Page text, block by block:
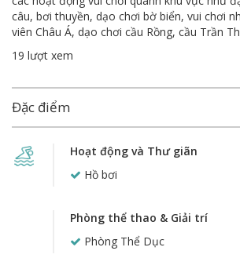
câu, bơi thuyền, dạo chơi bờ biển, vui chơi
viên Châu Á, dạo chơi cầu Rồng, cầu Trần
19 lượt xem
Đặc điểm
Hoạt động và Thư giãn
Hồ bơi
Phòng thể thao & Giải trí
Phòng Thể Dục